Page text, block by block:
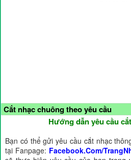
Cắt nhạc chuông theo yêu cầu
Hướng dẫn yêu cầu
Bạn có thể gửi yêu cầu cắt nhạc
tại Fanpage: Facebook.Com/